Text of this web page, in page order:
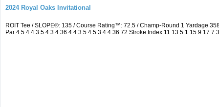
2024 Royal Oaks Invitational
ROIT Tee / SLOPE®: 135 / Course Rating™: 72.5 / Champ-Round 1 Yardage
Par 4 5 4 4 3 5 4 3 4 36 4 4 3 5 4 5 3 4 4 36 72 Stroke Index 11 13 5 1 15 9 17 7